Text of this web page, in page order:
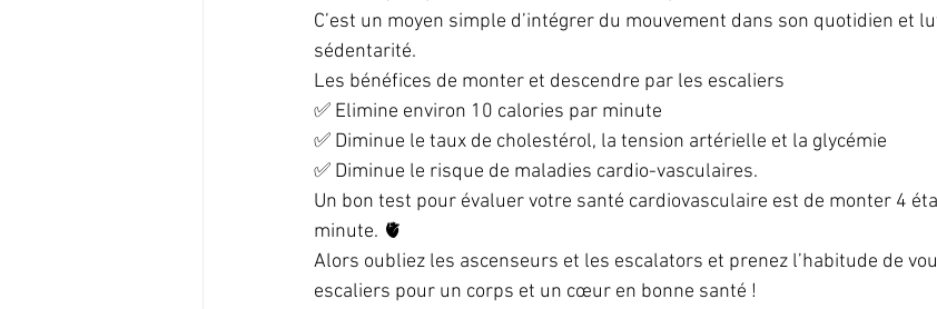
C’est un moyen simple d’intégrer du mouvement dans son quotidien et
sédentarité.
Les bénéfices de monter et descendre par les escaliers
✅ Elimine environ 10 calories par minute
✅ Diminue le taux de cholestérol, la tension artérielle et la glycémie
✅ Diminue le risque de maladies cardio-vasculaires.
Un bon test pour évaluer votre santé cardiovasculaire est de monter 4
minute. 🫀
Alors oubliez les ascenseurs et les escalators et prenez l’habitude de
escaliers pour un corps et un cœur en bonne santé !